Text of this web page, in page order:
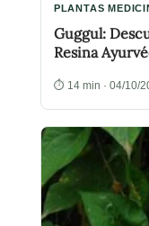
PLANTAS
Guggul:
Resina
⏱ 14 min · 04/10/